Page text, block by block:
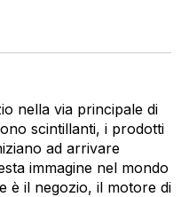
nella via principale di
scintillanti, i prodotti
ad arrivare
immagine nel mondo
è il negozio, il motore di